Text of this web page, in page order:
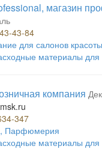
магазин
43-84
для салонов
материалы для
компания
347
Парфюмерия
материалы для